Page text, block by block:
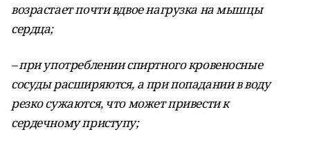
возрастает почти вдвое нагрузка на мышцы
сердца;
– при употреблении спиртного кровеносные
сосуды расширяются, а при попадании в воду
резко сужаются, что может привести к
сердечному приступу;